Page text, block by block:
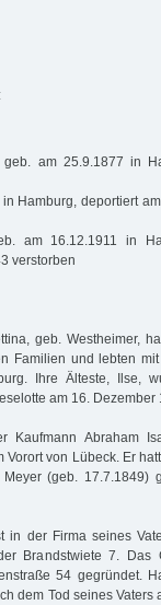
:
geb. am 25.9.1877 in
Hamburg, deportiert
am 16.12.1911 in
verstorben
geb. Westheimer,
Familien und lebten
Ihre Älteste, Ilse,
am 16. Dezember
Kaufmann Abraham
von Lübeck. Er
(geb. 17.7.1849)
in der Firma seines
Brandstwiete 7. Das
54 gegründet.
dem Tod seines Vaters